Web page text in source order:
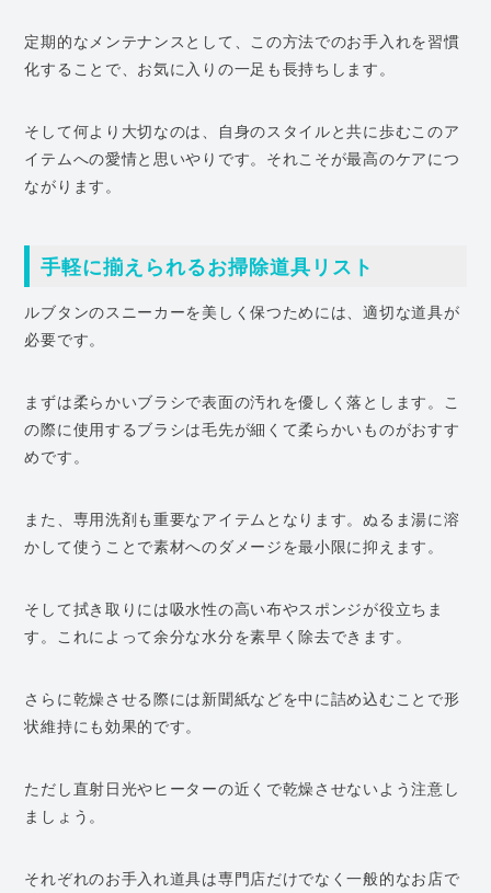
定期的なメンテナンスとして、この方法でのお手入れを習慣
化することで、お気に入りの一足も長持ちします。
そして何より大切なのは、自身のスタイルと共に歩むこのア
イテムへの愛情と思いやりです。それこそが最高のケアにつ
ながります。
手軽に揃えられるお掃除道具リスト
ルブタンのスニーカーを美しく保つためには、適切な道具が
必要です。
まずは柔らかいブラシで表面の汚れを優しく落とします。こ
の際に使用するブラシは毛先が細くて柔らかいものがおすす
めです。
また、専用洗剤も重要なアイテムとなります。ぬるま湯に溶
かして使うことで素材へのダメージを最小限に抑えます。
そして拭き取りには吸水性の高い布やスポンジが役立ちま
す。これによって余分な水分を素早く除去できます。
さらに乾燥させる際には新聞紙などを中に詰め込むことで形
状維持にも効果的です。
ただし直射日光やヒーターの近くで乾燥させないよう注意し
ましょう。
それぞれのお手入れ道具は専門店だけでなく一般的なお店で